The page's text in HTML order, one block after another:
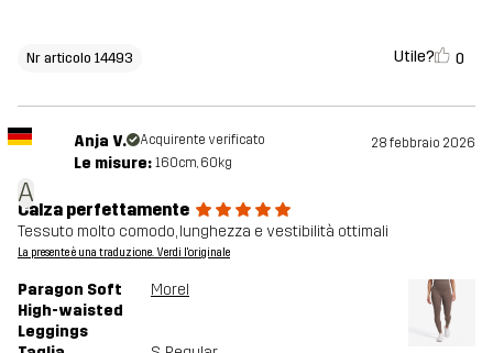
Nr articolo 14493 Utile? 0
A
Anja V. Acquirente verificato 28 febbraio 2026
Le misure: 160cm, 60kg
Calza perfettamente
Tessuto molto comodo, lunghezza e vestibilità ottimali
La presente è una traduzione. Verdi l'originale
Paragon Soft
High-waisted
Leggings
Morel